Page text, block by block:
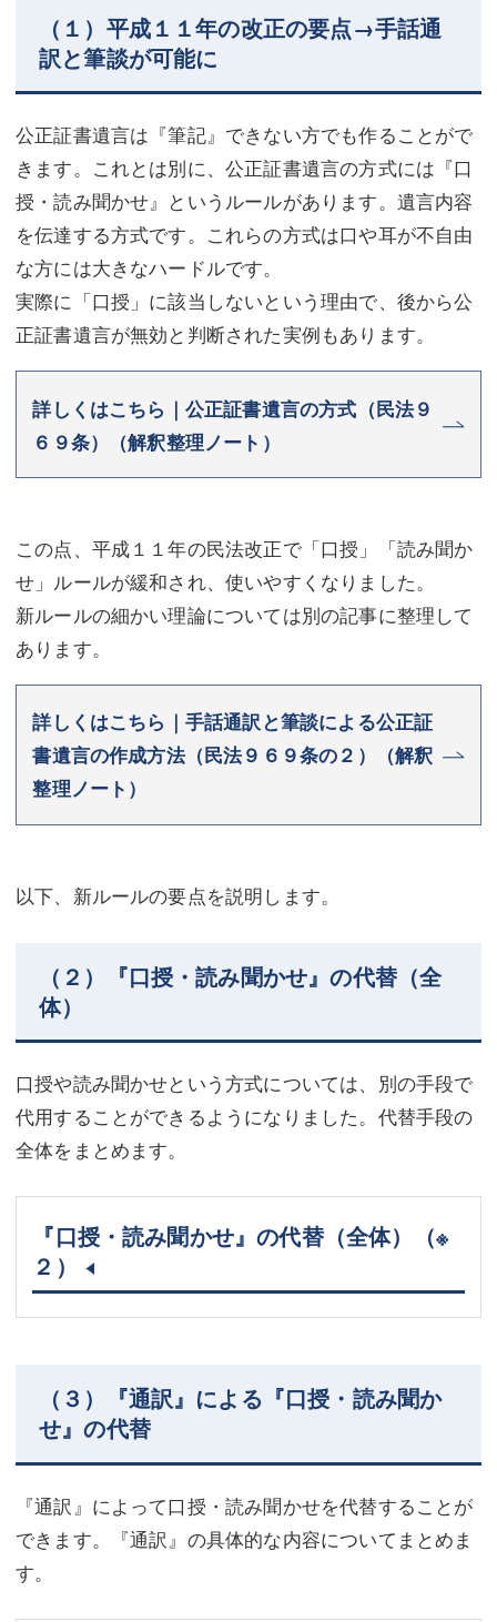
（１）平成１１年の改正の要点→手話通
訳と筆談が可能に
公正証書遺言は『筆記』できない方でも作ることがで
きます。これとは別に、公正証書遺言の方式には『口
授・読み聞かせ』というルールがあります。遺言内容
を伝達する方式です。これらの方式は口や耳が不自由
な方には大きなハードルです。
実際に「口授」に該当しないという理由で、後から公
正証書遺言が無効と判断された実例もあります。
詳しくはこちら｜公正証書遺言の方式（民法９
６９条）（解釈整理ノート）
この点、平成１１年の民法改正で「口授」「読み聞か
せ」ルールが緩和され、使いやすくなりました。
新ルールの細かい理論については別の記事に整理して
あります。
詳しくはこちら｜手話通訳と筆談による公正証
書遺言の作成方法（民法９６９条の２）（解釈
整理ノート）
以下、新ルールの要点を説明します。
（２）『口授・読み聞かせ』の代替（全
体）
口授や読み聞かせという方式については、別の手段で
代用することができるようになりました。代替手段の
全体をまとめます。
『口授・読み聞かせ』の代替（全体）
（※
２）
（３）『通訳』による『口授・読み聞か
せ』の代替
『通訳』によって口授・読み聞かせを代替することが
できます。『通訳』の具体的な内容についてまとめま
す。